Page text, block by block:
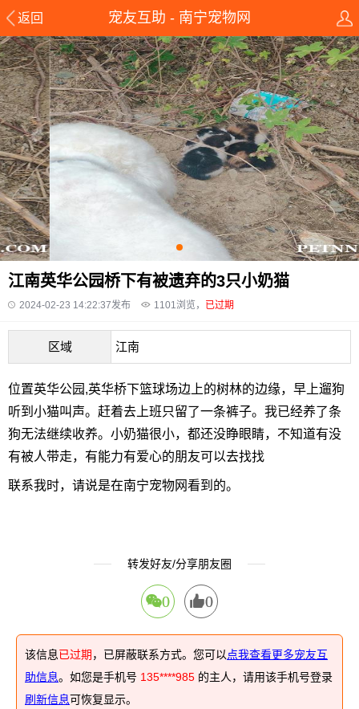
返回 宠友互助 - 南宁宠物网
江南英华公园桥下有被遗弃的3只小奶猫
2024-02-23 14:22:37发布 1101浏览， 已过期
区域 江南
位置英华公园,英华桥下篮球场边上的树林的边缘，早上遛狗
听到小猫叫声。赶着去上班只留了一条裤子。我已经养了条
狗无法继续收养。小奶猫很小，都还没睁眼睛，不知道有没
有被人带走，有能力有爱心的朋友可以去找找
联系我时，请说是在南宁宠物网看到的。
转发好友/分享朋友圈
0 0
该信息已过期 ，已屏蔽联系方式。您可以 点我查看更多宠友互
助信息。如您是手机号 135****985 的主人，请用该手机号登录
刷新信息可恢复显示。